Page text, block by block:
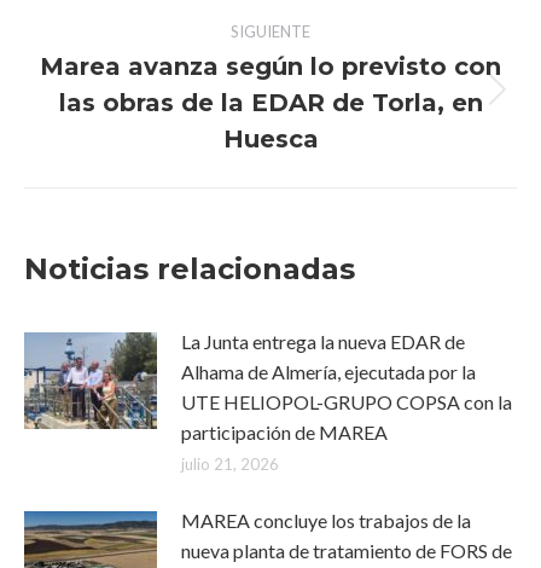
SIGUIENTE
Publicación
siguiente:
Marea avanza según lo previsto con
las obras de la EDAR de Torla, en
Huesca
Noticias relacionadas
La Junta entrega la nueva EDAR de
Alhama de Almería, ejecutada por la
UTE HELIOPOL-GRUPO COPSA con la
participación de MAREA
julio 21, 2026
MAREA concluye los trabajos de la
nueva planta de tratamiento de FORS de